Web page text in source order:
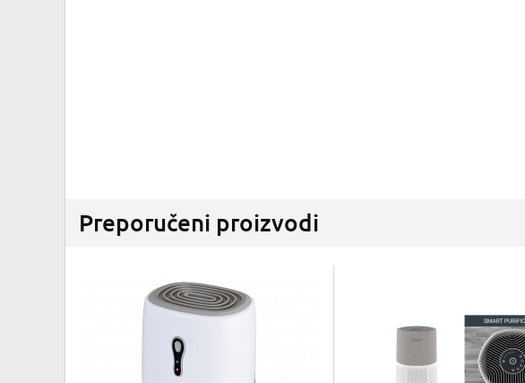
Preporučeni proizvodi